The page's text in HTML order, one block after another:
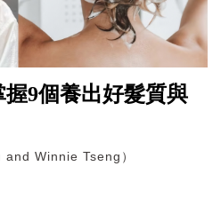
9個養出好髮質與
Winnie Tseng）